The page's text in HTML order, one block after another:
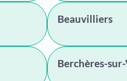
Beauvilliers
Berchères-